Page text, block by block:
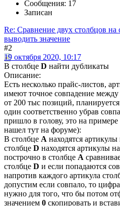
Сообщения: 17
Записан
Re: Сравнение двух столбцов на
выводить значение
#2
19 октября 2020, 10:17
В столбце D найти дубликаты
Описание:
Есть несколько прайс-листов,
имеют точное совпадение
от 200 тыс позиций,
один соответственно убрав
пришло в голову, это на
нашел тут на форуме):
В столбце А находятся
столбце D находятся артикулы
построчно в столбце А
столбце D и если попадаются
напротив каждого артикула
допустим если совпало, то цифра
нужно для того, что бы потом
значением 0 скопировать и